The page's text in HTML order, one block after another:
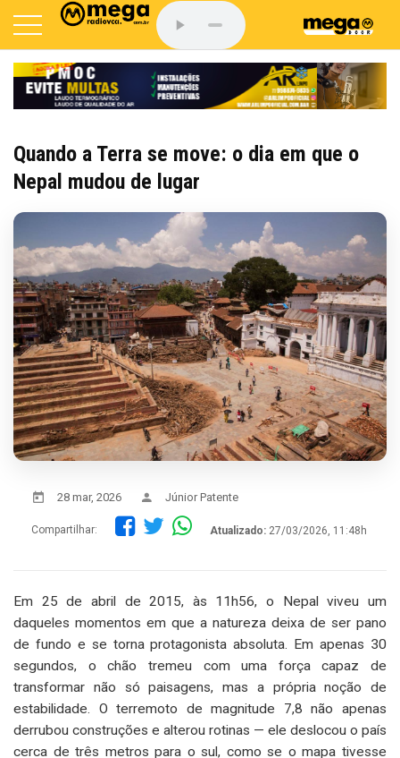
Quando a Terra se move: o dia em que o
Nepal mudou de lugar
28 mar, 2026 Júnior Patente
Compartilhar: Atualizado: 27/03/2026, 11:48h
Em 25 de abril de 2015, às 11h56, o Nepal viveu um
daqueles momentos em que a natureza deixa de ser pano
de fundo e se torna protagonista absoluta. Em apenas 30
segundos, o chão tremeu com uma força capaz de
transformar não só paisagens, mas a própria noção de
estabilidade. O terremoto de magnitude 7,8 não apenas
derrubou construções e alterou rotinas — ele deslocou o país
cerca de três metros para o sul, como se o mapa tivesse